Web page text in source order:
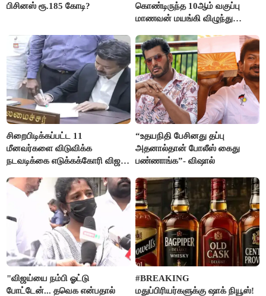
பிசினஸ் ரூ.185 கோடி?
கொண்டிருந்த 10ஆம் வகுப்பு
மாணவன் மயங்கி விழுந்து
சிறைபிடிக்கப்பட்ட 11
மீனவர்களை விடுவிக்க
நடவடிக்கை எடுக்கக்கோரி விஜய்
“உதயநிதி பேசினது தப்பு
அதனால்தான் போலீஸ் கைது
பண்ணாங்க”- விஷால்
"விஜய்யை நம்பி ஓட்டு
போட்டேன்... தவெக என்பதால்
#BREAKING
மதுப்பிரியர்களுக்கு ஷாக் நியூஸ்!